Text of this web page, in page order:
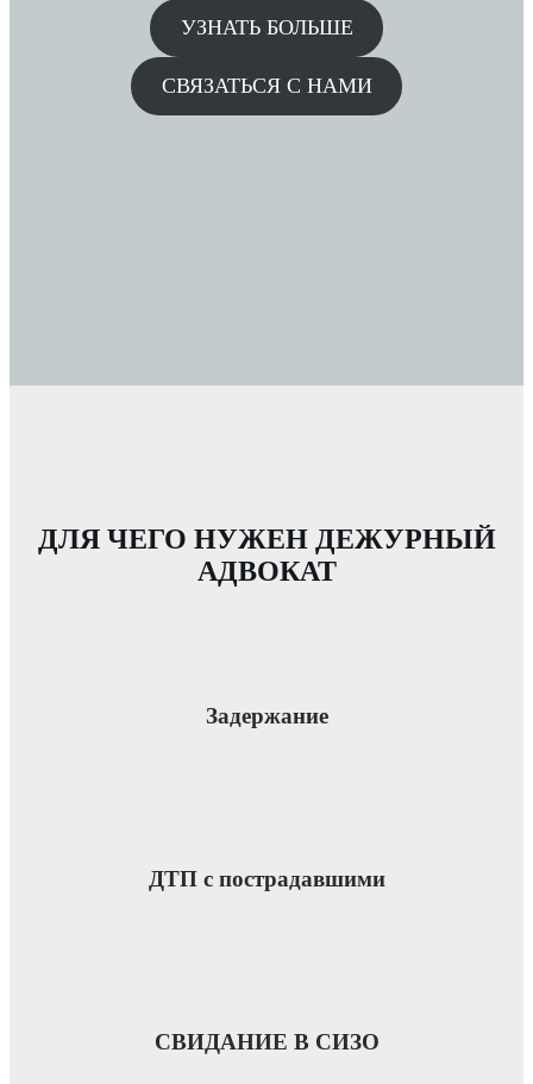
УЗНАТЬ БОЛЬШЕ
СВЯЗАТЬСЯ С НАМИ
ДЛЯ ЧЕГО НУЖЕН ДЕЖУРНЫЙ
АДВОКАТ
Задержание
ДТП с пострадавшими
СВИДАНИЕ В СИЗО